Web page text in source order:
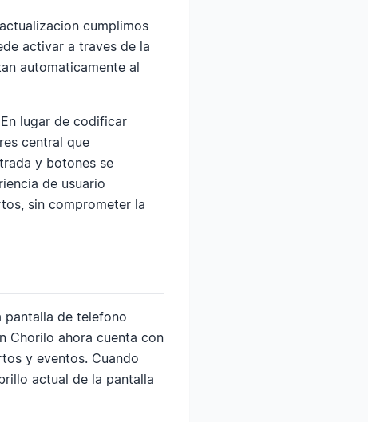
cumplimos
activar a traves de la
automaticamente al
lugar de codificar
central que
y botones se
de usuario
sin comprometer la
pantalla de telefono
Chorilo ahora cuenta con
y eventos. Cuando
actual de la pantalla